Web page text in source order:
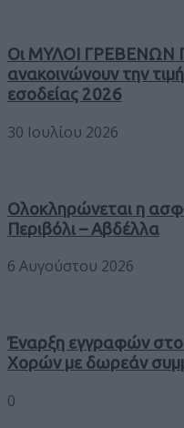
Οι ΜΥΛΟΙ ΓΡΕΒΕΝΩΝ
ανακοινώνουν την
εσοδείας 2026
30 Ιουλίου 2026
Ολοκληρώνεται η
Περιβόλι – Αβδέλλα
6 Αυγούστου 2026
Έναρξη εγγραφών
Χορών με δωρεάν
0